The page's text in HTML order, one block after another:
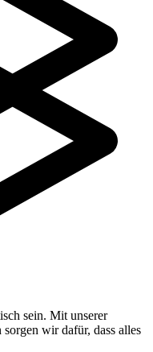
sein. Mit unserer
wir dafür, dass alles